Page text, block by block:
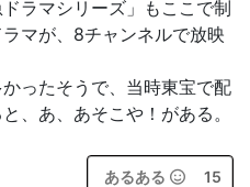
ラマシリーズ」もここで制
マが、8チャンネルで放映
ったそうで、当時東宝で配
、あ、あそこや！がある。
あるある 15